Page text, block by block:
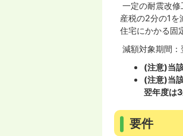
一定の耐震改
産税の2分の1を
住宅にかかる固
減額対象期間
(注意)当
(注意)当
翌年度は
要件